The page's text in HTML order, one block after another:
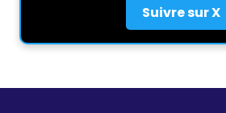
Suivre sur X